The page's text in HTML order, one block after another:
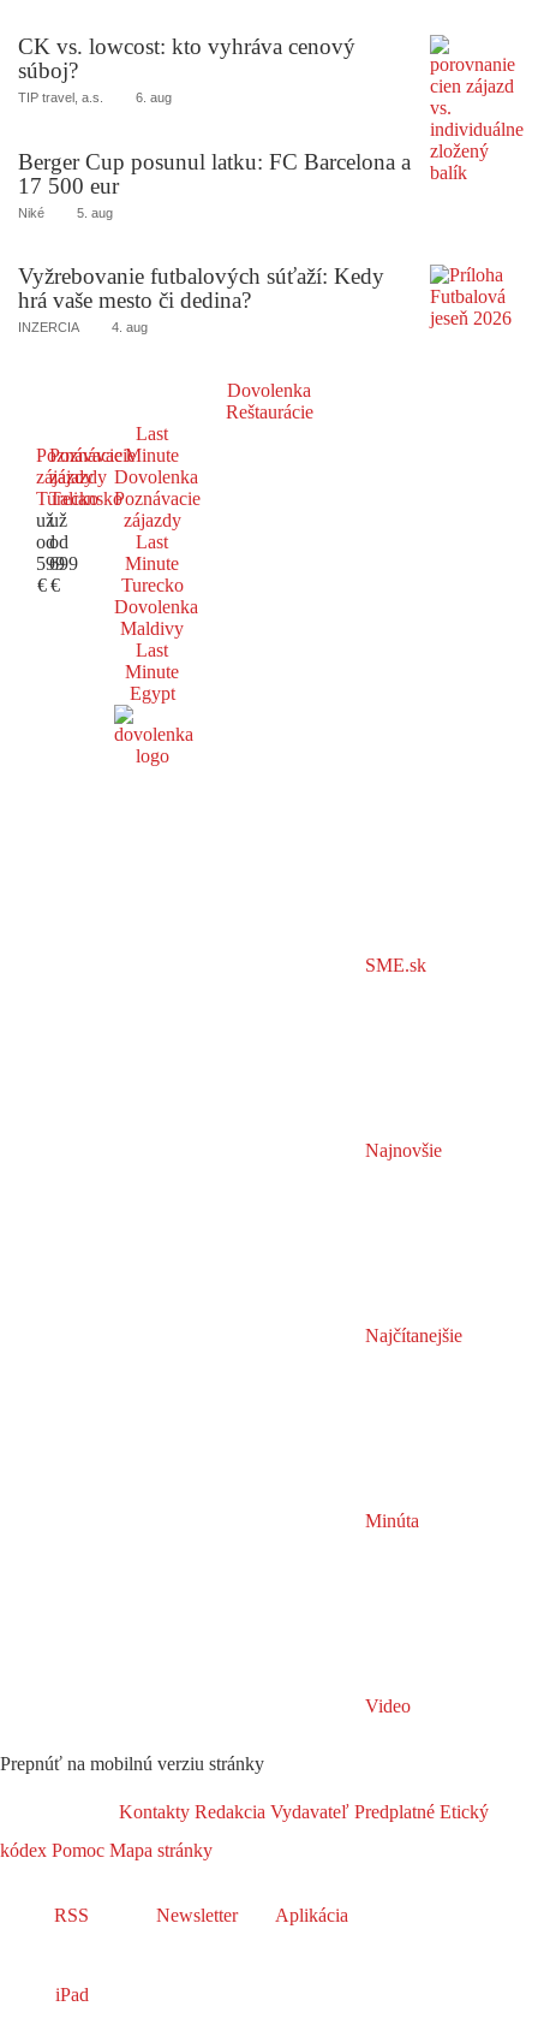
CK vs. lowcost: kto vyhráva cenový
súboj?
TIP travel, a.s. 6. aug
Berger Cup posunul latku: FC Barcelona a
17 500 eur
Niké 5. aug
Vyžrebovanie futbalových súťaží: Kedy
hrá vaše mesto či dedina?
INZERCIA 4. aug
Dovolenka
Reštaurácie
Poznávacie
zájazdy
Turecko
už
od
599
€
Poznávacie
zájazdy
Taliansko
už
od
699
€
Last
Minute
Dovolenka
Poznávacie
zájazdy
Last
Minute
Turecko
Dovolenka
Maldivy
Last
Minute
Egypt
SME.sk
Najnovšie
Najčítanejšie
Minúta
Video
Prepnúť na mobilnú verziu stránky
Kontakty Redakcia Vydavateľ Predplatné Etický
kódex Pomoc Mapa stránky
RSS Newsletter Aplikácia
iPad